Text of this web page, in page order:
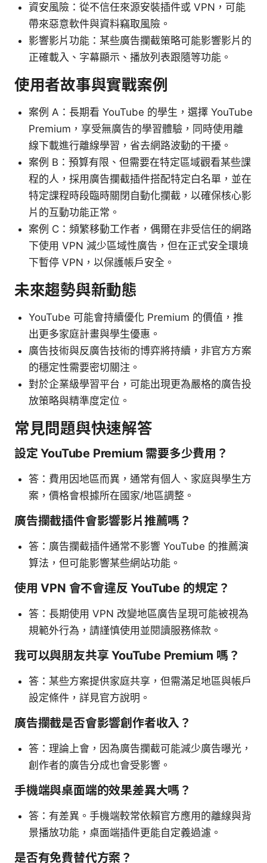
資安風險：從不信任來源安裝插件或 VPN，可能
帶來惡意軟件與資料竊取風險。
影響影片功能：某些廣告攔截策略可能影響影片的
正確載入、字幕顯示、播放列表跟隨等功能。
使用者故事與實戰案例
案例 A：長期看 YouTube 的學生，選擇 YouTube
Premium，享受無廣告的學習體驗，同時使用離
線下載進行離線學習，省去網路波動的干擾。
案例 B：預算有限、但需要在特定區域觀看某些課
程的人，採用廣告攔截插件搭配特定白名單，並在
特定課程時段臨時關閉自動化攔截，以確保核心影
片的互動功能正常。
案例 C：頻繁移動工作者，偶爾在非受信任的網路
下使用 VPN 減少區域性廣告，但在正式安全環境
下暫停 VPN，以保護帳戶安全。
未來趨勢與新動態
YouTube 可能會持續優化 Premium 的價值，推
出更多家庭計畫與學生優惠。
廣告技術與反廣告技術的博弈將持續，非官方方案
的穩定性需要密切關注。
對於企業級學習平台，可能出現更為嚴格的廣告投
放策略與精準度定位。
常見問題與快速解答
設定 YouTube Premium 需要多少費用？
答：費用因地區而異，通常有個人、家庭與學生方
案，價格會根據所在國家/地區調整。
廣告攔截插件會影響影片推薦嗎？
答：廣告攔截插件通常不影響 YouTube 的推薦演
算法，但可能影響某些網站功能。
使用 VPN 會不會違反 YouTube 的規定？
答：長期使用 VPN 改變地區廣告呈現可能被視為
規範外行為，請謹慎使用並閱讀服務條款。
我可以與朋友共享 YouTube Premium 嗎？
答：某些方案提供家庭共享，但需滿足地區與帳戶
設定條件，詳見官方說明。
廣告攔截是否會影響創作者收入？
答：理論上會，因為廣告攔截可能減少廣告曝光，
創作者的廣告分成也會受影響。
手機端與桌面端的效果差異大嗎？
答：有差異。手機端較常依賴官方應用的離線與背
景播放功能，桌面端插件更能自定義過濾。
是否有免費替代方案？